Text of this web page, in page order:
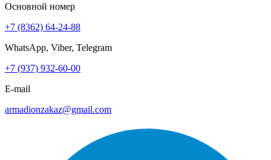
Основной номер
+7 (8362) 64-24-88
WhatsApp, Viber, Telegram
+7 (937) 932-60-00
E-mail
armadionzakaz@gmail.com